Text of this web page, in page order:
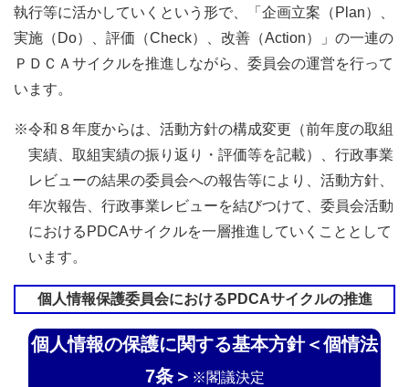
執行等に活かしていくという形で、「企画立案（Plan）、
実施（Do）、評価（Check）、改善（Action）」の一連の
ＰＤＣＡサイクルを推進しながら、委員会の運営を行って
います。
※令和８年度からは、活動方針の構成変更（前年度の取組
実績、取組実績の振り返り・評価等を記載）、行政事業
レビューの結果の委員会への報告等により、活動方針、
年次報告、行政事業レビューを結びつけて、委員会活動
におけるPDCAサイクルを一層推進していくこととして
います。
個人情報保護委員会におけるPDCAサイクルの推進
個人情報の保護に関する基本方針＜個情法
7条＞ ※閣議決定